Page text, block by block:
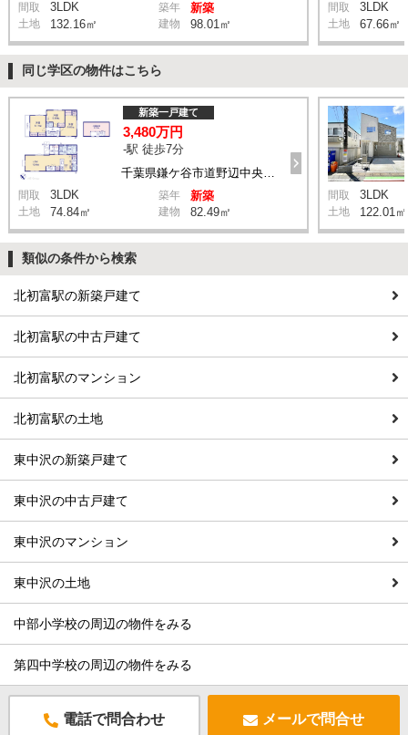
間取 3LDK 築年 新築
土地 132.16㎡ 建物 98.01㎡
間取 3LDK
土地 67.66㎡
同じ学区の物件はこちら
新築一戸建て
3,480万円
-駅 徒歩7分
間取 3LDK 築年 新築
土地 74.84㎡ 建物 82.49㎡
間取 3LDK
土地 122.01㎡
類似の条件から検索
北初富駅の新築戸建て
北初富駅の中古戸建て
北初富駅のマンション
北初富駅の土地
東中沢の新築戸建て
東中沢の中古戸建て
東中沢のマンション
東中沢の土地
中部小学校の周辺の物件をみる
第四中学校の周辺の物件をみる
電話で問合わせ メールで問合せ